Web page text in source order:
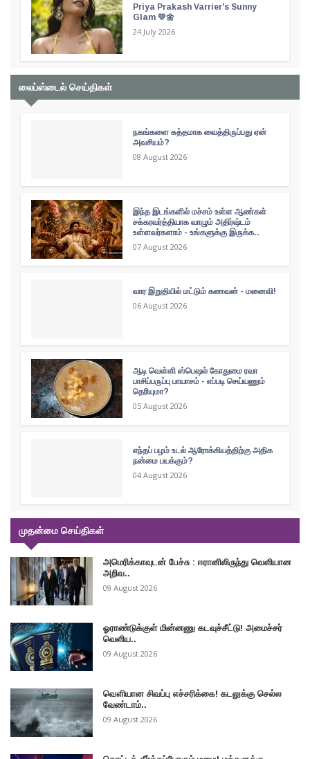
Priya Prakash Varrier's Sunny
Glam 💛🌼
24 July 2026
லைப்ஸ்டைல் செய்திகள்
நகங்களை சுத்தமாக வைத்திருப்பது ஏன்
அவசியம்?
08 August 2026
இந்த இடங்களில் மச்சம் உள்ள ஆண்கள்
சக்கரவர்த்தியாக வாழும் அதிர்ஷ்டம்
உள்ளவர்களாம் - உங்களுக்கு இருக்க..
07 August 2026
வார இறுதியில் மட்டும் கணவன் - மனைவி!
06 August 2026
ஆடி வெள்ளி ஸ்பெஷல் கோதுமை ரவா
பாசிப்பருப்பு பாயாசம் - எப்படி செய்யணும்
தெரியுமா?
05 August 2026
எந்தப் பழம் உடல் ஆரோக்கியத்திற்கு அதிக
நன்மை பயக்கும்?
04 August 2026
முதன்மை செய்திகள்
அமெரிக்காவுடன் பேச்சு : ஈரானிலிருந்து வெளியான
அறிவ..
09 August 2026
ஓராண்டுக்குள் மின்னணு கடவுச்சீட்டு! அமைச்சர்
வெளிய..
09 August 2026
வௌியான சிவப்பு எச்சரிக்கை! கடலுக்கு செல்ல
வேண்டாம்..
09 August 2026